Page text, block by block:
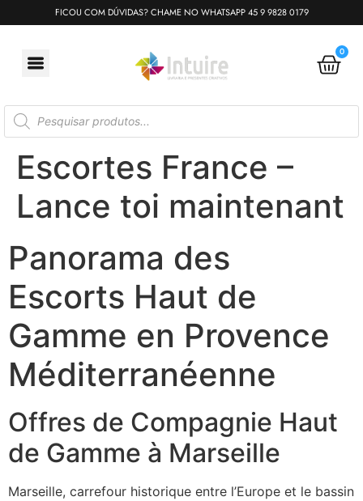
FICOU COM DÚVIDAS? CHAME NO WHATSAPP 45 9 9828 0179
0
Escortes France –
Lance toi maintenant
Panorama des
Escorts Haut de
Gamme en Provence
Méditerranéenne
Offres de Compagnie Haut
de Gamme à Marseille
Marseille, carrefour historique entre l’Europe et le bassin